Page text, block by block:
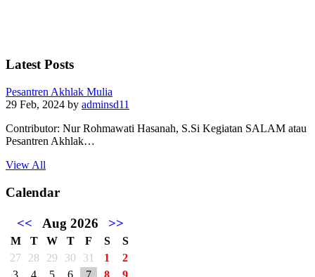
Latest Posts
Pesantren Akhlak Mulia
29 Feb, 2024 by adminsd11
Contributor: Nur Rohmawati Hasanah, S.Si Kegiatan SALAM atau
Pesantren Akhlak…
View All
Calendar
<< Aug 2026 >>
M T W T F S
S
27
28 29 30 31 1
2
3
4 5 6 7 8 9